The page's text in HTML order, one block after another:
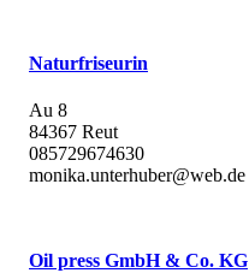
Naturfriseurin
Au 8
84367 Reut
085729674630
monika.unterhuber@web.de
Oil press GmbH & Co. KG